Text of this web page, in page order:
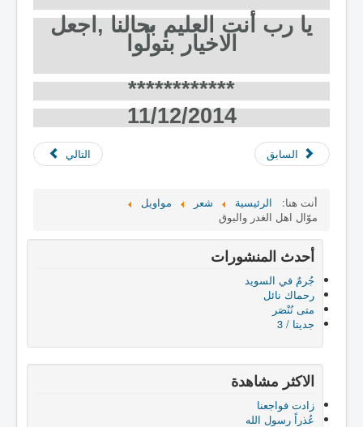
يا رب أنت العليم بحالنا ,اجعل
الاخيار بتولّوا
************
11/12/2014
السابق التالي
أنت هنا: الرئيسية شعر
مواويل
موّال اهل الغدر والبوق
أحدث المنشورات
جُرمٌ في السويد
رحماك نائل
متى نُنْصَر
جديتا / 3
الاكثر مشاهدة
زادت فواجعنا
عُذراً رسول الله